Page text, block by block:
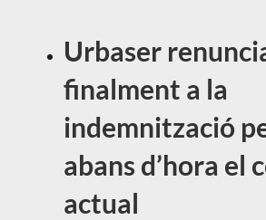
Urbaser
finalment a la
indemnització
abans d’hora el
actual